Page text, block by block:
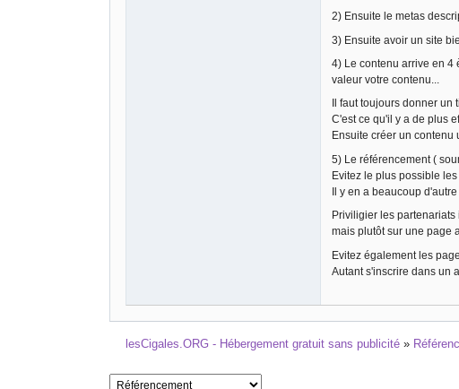
2) Ensuite le metas
3) Ensuite avoir un site
4) Le contenu arrive en 4
valeur votre contenu...
Il faut toujours donner
C'est ce qu'il y a de plus
Ensuite créer un
5) Le référencement (
Evitez le plus possible
Il y en a beaucoup
Priviligier les
mais plutôt sur une page
Evitez également les
Autant s'inscrire dans un
lesCigales.ORG - Hébergement gratuit sans publicité »